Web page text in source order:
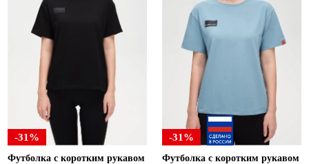
-31%
Футболка с коротким рукавом
-31%
Футболка с коротким рукавом